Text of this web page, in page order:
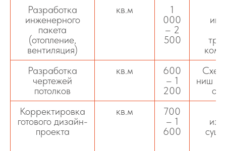
Разработка
инженерного
пакета
(отопление,
вентиляция)
кв.м
1
000
– 2
500
Разработка
чертежей
потолков
кв.м
600
– 1
200
ниш и
Корректировка
готового дизайн-
проекта
кв.м
700
– 1
600